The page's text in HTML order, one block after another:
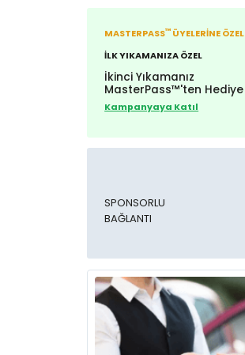
MASTERPASS™ ÜYELERİNE ÖZEL
İLK YIKAMANIZA ÖZEL
İkinci Yıkamanız
MasterPass™'ten Hediye
Kampanyaya Katıl
SPONSORLU
BAĞLANTI